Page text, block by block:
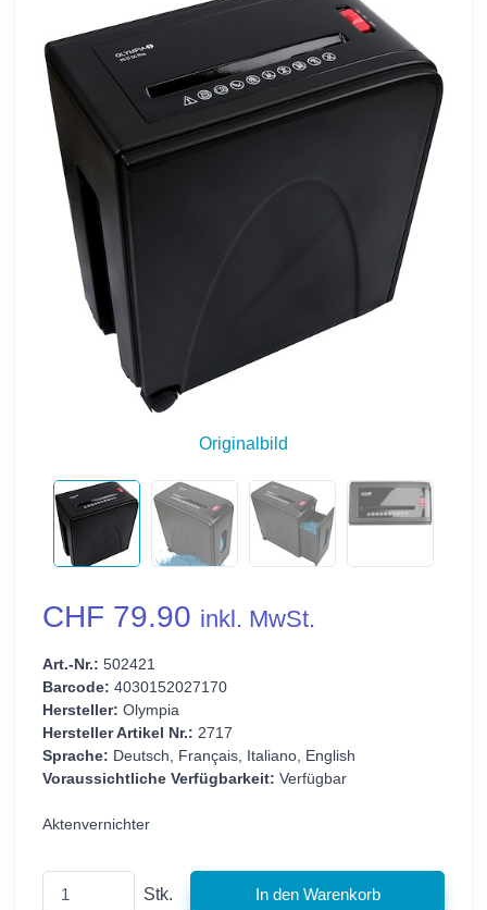
Originalbild
CHF 79.90 inkl. MwSt.
Art.-Nr.: 502421
Barcode: 4030152027170
Hersteller: Olympia
Hersteller Artikel Nr.: 2717
Sprache: Deutsch, Français, Italiano, English
Voraussichtliche Verfügbarkeit: Verfügbar
Aktenvernichter
Stk.